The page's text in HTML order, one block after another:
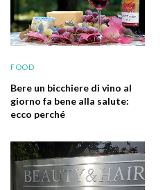
FOOD
Bere un bicchiere di vino al
giorno fa bene alla salute:
ecco perché